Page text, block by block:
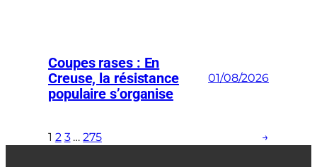
Coupes rases : En
Creuse, la résistance
populaire s’organise
01/08/2026
1 2 3 … 275 →